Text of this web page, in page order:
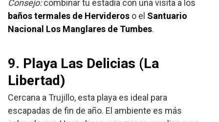
Consejo:combinar tu estadía con una visita a los
baños termales de Hervideros o el Santuario
Nacional Los Manglares de Tumbes.
9. Playa Las Delicias (La
Libertad)
Cercana a Trujillo, esta playa es ideal para
escapadas de fin de año. El ambiente es más